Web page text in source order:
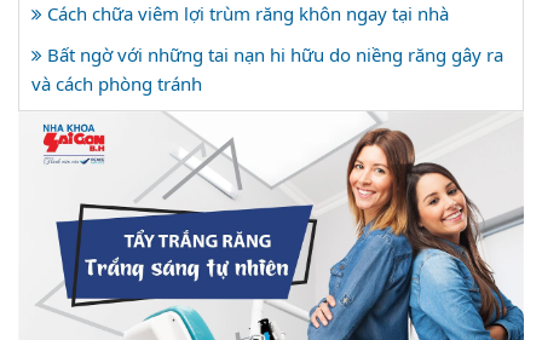
Cách chữa viêm lợi trùm răng khôn ngay tại nhà
Bất ngờ với những tai nạn hi hữu do niềng răng gây ra
và cách phòng tránh